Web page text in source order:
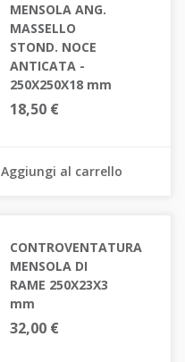
MENSOLA ANG.
MASSELLO
STOND. NOCE
ANTICATA -
250X250X18 mm
18,50 €
Aggiungi al carrello
CONTROVENTATURA
MENSOLA DI
RAME 250X23X3
mm
32,00 €